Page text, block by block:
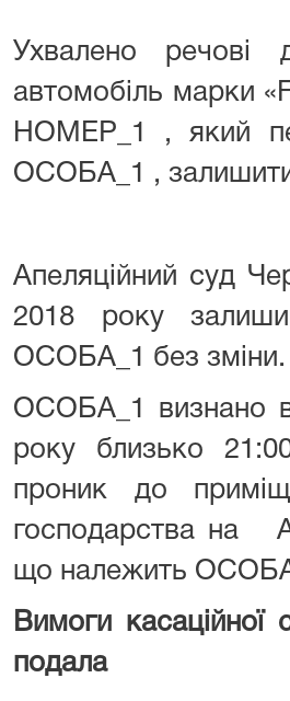
Ухвалено речові
автомобіль марки
НОМЕР_1 , який
ОСОБА_1 , залишити
Апеляційний суд
2018 року
ОСОБА_1 без зміни.
ОСОБА_1 визнано
року близько
проник до
господарства на
що належить
Вимоги касаційної
подала